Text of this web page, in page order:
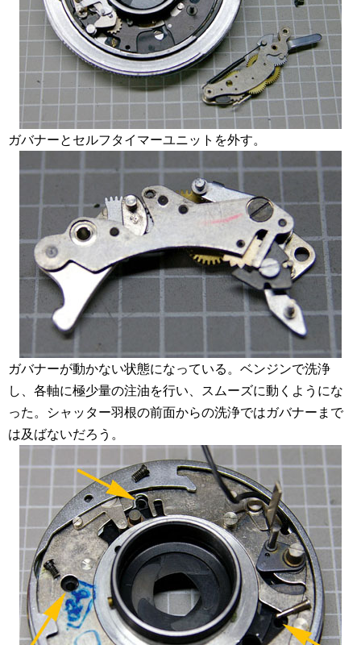
ガバナーとセルフタイマーユニットを外す。
ガバナーが動かない状態になっている。ベンジンで洗浄
し、各軸に極少量の注油を行い、スムーズに動くようにな
った。シャッター羽根の前面からの洗浄ではガバナーまで
は及ばないだろう。